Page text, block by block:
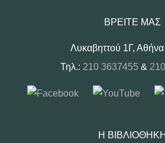
ΒΡΕΊΤΕ ΜΑΣ
Λυκαβηττού 1Γ,
Τηλ.: 210 3637455 &
Η ΒΙΒΛΙΟΘΉΚΗ